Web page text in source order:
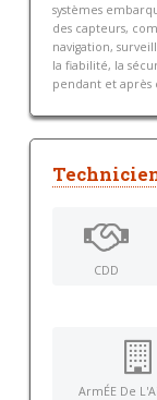
systèmes
des capteurs,
navigation,
la fiabilité, la
pendant et après
CDD
ArmÉE De